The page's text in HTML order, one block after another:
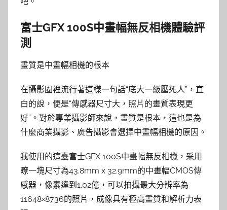
富士GFX 100S中畫幅無反相機體驗評
測
畫質是中畫幅相機的根本
在攝影圈裡流行著這樣一句話“底大一級壓死人”，直
白的說，便是“傳感器尺寸大，照片的畫質表現更
好”。對於專業攝影師來說，畫質是根本，這也是為
什麼商業攝影、廣告攝影會選擇中畫幅相機的原因。
我使用的這臺富士GFX 100S中畫幅無反相機，采用
瞭一塊尺寸為43.8mm x 32.9mm的中畫幅CMOS傳
感器，像素達到1.02億，可以拍攝最大分辨率為
11648×8736的照片，成像具有極高畫質和解析力表